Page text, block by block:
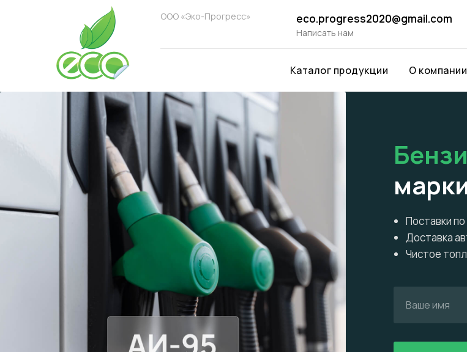
eco.progress2020@gmail.com
Написать нам
ООО «Эко-Прогресс»
Каталог продукции О компании
Поставки
Доставка
Чистое